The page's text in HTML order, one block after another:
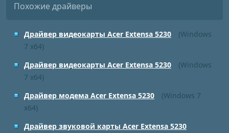
Похожие драйверы
Драйвер видеокарты Acer Extensa 5230
(Windows
7 x64)
Драйвер видеокарты Acer Extensa 5230
(Windows
7 x64)
Драйвер модема Acer Extensa 5230
(Windows 7
x64)
Драйвер звуковой карты Acer Extensa 5230